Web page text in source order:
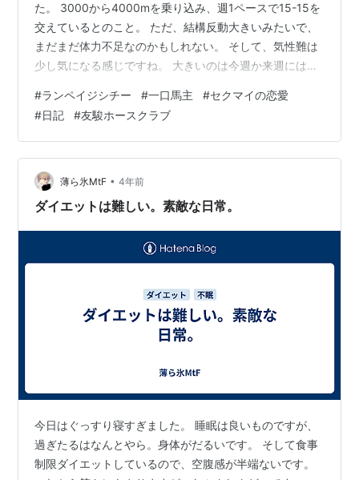
た。 3000から4000mを乗り込み、週1ペースで15-15を
交えているとのこと。 ただ、結構反動大きいみたいで、
まだまだ体力不足なのかもしれない。 そして、気性難は
少し気になる感じですね。 大きいのは今週か来週には入
厩なのですよ。 何と言っても入厩しないと何も始まりま
せんからね。やっとスタート地点なのかもしれません。
この調子で頑張って欲しいです。とにかく走る姿が見た
い……そこに尽きますね。 ランペイジシチーちゃん。自
分の子供の様に可愛いです。正確には私と彼女の子供の
つもりですが。 馬をこんな…
#ランペイジシチー #一口馬主 #セクマイの恋愛
#日記 #友駿ホースクラブ
薄ら氷MtF • 4年前
ダイエットは難しい。素敵な日常。
今日はぐっすり寝すぎました。 睡眠は良いものですが、
過ぎたるはなんとやら。身体がだるいです。 そして食事
制限ダイエットしているので、空腹感が半端ないです。